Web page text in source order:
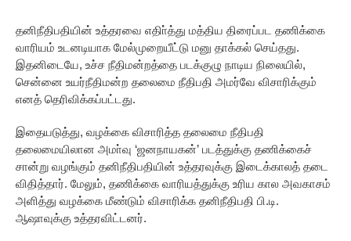
தனிநீதிபதியின் உத்தரவை எதிா்த்து மத்திய திரைப்பட தணிக்கை
வாரியம் உடனடியாக மேல்முறையீட்டு மனு தாக்கல் செய்தது.
இதனிடையே, உச்ச நீதிமன்றத்தை படக்குழு நாடிய நிலையில்,
சென்னை உயர்நீதிமன்ற தலைமை நீதிபதி அமர்வே விசாரிக்கும்
எனத் தெரிவிக்கப்பட்டது.
இதையடுத்து, வழக்கை விசாரித்த தலைமை நீதிபதி
தலைமையிலான அமா்வு ‘ஜனநாயகன்’ படத்துக்கு தணிக்கைச்
சான்று வழங்கும் தனிநீதிபதியின் உத்தரவுக்கு இடைக்காலத் தடை
விதித்தார். மேலும், தணிக்கை வாரியத்துக்கு உரிய கால அவகாசம்
அளித்து வழக்கை மீண்டும் விசாரிக்க தனிநீதிபதி பி.டி.
ஆஷாவுக்கு உத்தரவிட்டனர்.